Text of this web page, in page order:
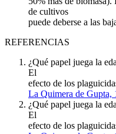
de cultivos
puede deberse a las
REFERENCIAS
¿Qué papel juega la
El
efecto de los
La Quimera de Gupta,
¿Qué papel juega la
El
efecto de los